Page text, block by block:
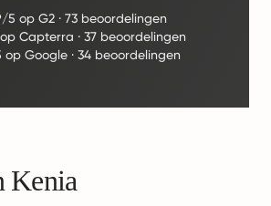
5 op G2· 73 beoordelingen
Capterra · 37 beoordelingen
op Google ·34 beoordelingen
Kenia